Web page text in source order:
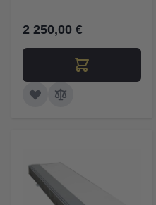
2 250,00 €